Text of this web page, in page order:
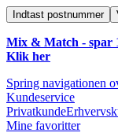
Indtast postnummer
Mix & Match - spar
Klik her
Spring navigationen
Kundeservice
Privatkunde
Mine favoritter